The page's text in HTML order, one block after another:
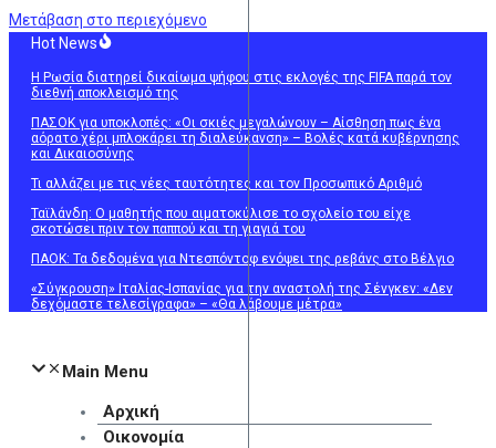
Μετάβαση στο περιεχόμενο
Hot News
Η Ρωσία διατηρεί δικαίωμα ψήφου στις εκλογές της FIFA παρά τον
διεθνή αποκλεισμό της
ΠΑΣΟΚ για υποκλοπές: «Οι σκιές μεγαλώνουν – Αίσθηση πως ένα
αόρατο χέρι μπλοκάρει τη διαλεύκανση» – Βολές κατά κυβέρνησης
και Δικαιοσύνης
Τι αλλάζει με τις νέες ταυτότητες και τον Προσωπικό Αριθμό
Ταϊλάνδη: Ο μαθητής που αιματοκύλισε το σχολείο του είχε
σκοτώσει πριν τον παππού και τη γιαγιά του
ΠΑΟΚ: Τα δεδομένα για Ντεσπόντοφ ενόψει της ρεβάνς στο Βέλγιο
«Σύγκρουση» Ιταλίας-Ισπανίας για την αναστολή της Σένγκεν: «Δεν
δεχόμαστε τελεσίγραφα» – «Θα λάβουμε μέτρα»
Main Menu
Αρχική
Οικονομία